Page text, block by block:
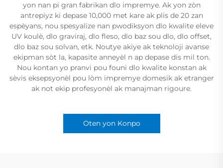
yon nan pi gran fabrikan dlo impremye. Ak yon zòn
antrepiyz ki depase 10,000 met kare ak plis de 20 zan
espèyans, nou spesyalize nan pwodiksyon dlo kwalite eleve
UV koulè, dlo graviraj, dlo fleso, dlo baz sou dlo, dlo offset,
dlo baz sou solvan, etk. Noutye akiye ak teknoloji avanse
ekipman sòt la, kapasite anneyèl n ap depase dis mil ton.
Nou kontan yo pranvi pou founi dlo kwalite konstan ak
sèvis eksepsyonèl pou lòm impremye domesik ak etranger
ak not ekip profesyonèl ak manajman rigoure.
Oten yon Konpo